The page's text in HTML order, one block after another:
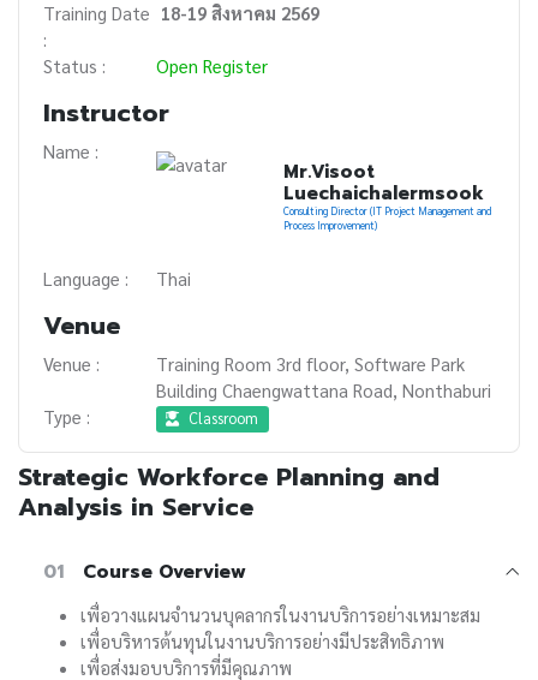
Training Date
:
18-19 สิงหาคม 2569
Status : Open Register
Instructor
Name :
Mr.Visoot
Luechaichalermsook
Consulting Director (IT Project Management and
Process Improvement)
Language : Thai
Venue
Venue :
Training Room 3rd floor, Software Park
Building Chaengwattana Road, Nonthaburi
Type :
Classroom
Strategic Workforce Planning and
Analysis in Service
01 Course Overview
เพื่อวางแผนจำนวนบุคลากรในงานบริการอย่างเหมาะสม
เพื่อบริหารต้นทุนในงานบริการอย่างมีประสิทธิภาพ
เพื่อส่งมอบบริการที่มีคุณภาพ